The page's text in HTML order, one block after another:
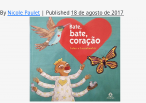
By Nicole Paulet | Published 18 de agosto de 2017